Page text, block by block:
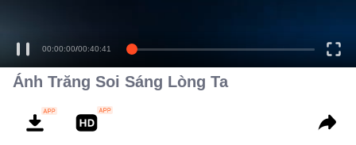
00:00:00/00:40:41
Ánh Trăng Soi Sáng Lòng Ta